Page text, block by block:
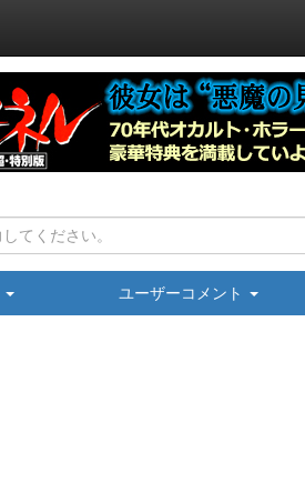
ユーザーコメント